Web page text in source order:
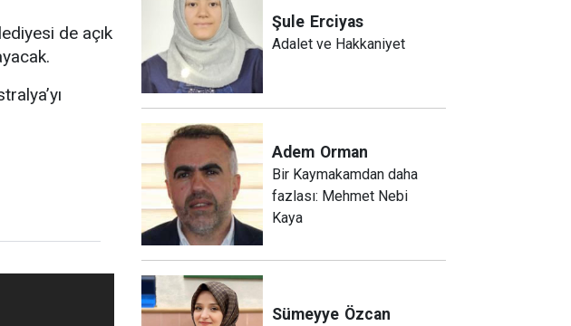
de açık
Şule Erciyas
Adalet ve Hakkaniyet
Adem Orman
Bir Kaymakamdan daha
fazlası: Mehmet Nebi
Kaya
Sümeyye Özcan